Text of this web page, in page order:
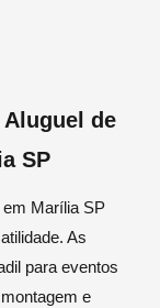
de
SP
em Marília SP
As
para eventos
e